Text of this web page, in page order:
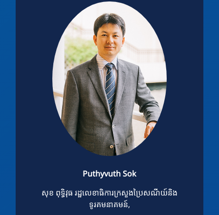
Puthyvuth Sok
សុខ ពុទ្ធិវុធ រដ្ឋលេខាធិការក្រសួងប្រៃសណីយ៍និង
ទូរគមនាគមន៍,